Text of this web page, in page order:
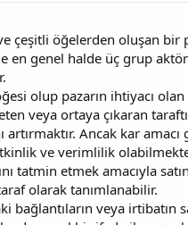
çeşitli öğelerden oluşan bir
en genel halde üç grup
olup pazarın ihtiyacı
veya ortaya çıkaran
artırmaktır. Ancak kar
ve verimlilik
tatmin etmek amacıyla
olarak tanımlanabilir.
bağlantıların veya irtibatın